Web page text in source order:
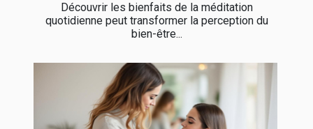
Découvrir les bienfaits de la méditation
quotidienne peut transformer la perception du
bien-être...